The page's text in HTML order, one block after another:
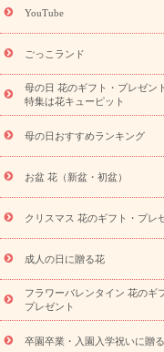
ギフト
用途から探す お祝い
一覧
お祝い
結婚記念日
結婚祝い
祝い・長寿祝い
プチギ
元・暑中見舞い
敬老の日
お供え
お供え・お悔や
十九日法要以降に贈る花
お盆（新盆・初盆）
プリザーブドフラワー
蘭・花鉢
ミディ胡蝶蘭
の青色胡蝶蘭
観葉植物
ドフラワー
お祝い お
ミオーダー
プチギフト
eギフト
花キューピット
YouTube
ごっこランド
母の日 花のギフト・プレゼント
特集は花キューピット
母の日おすすめランキング
お盆 花（新盆・初盆）
クリスマス 花のギフト・プレ
成人の日に贈る花
フラワーバレンタイン 花のギ
プレゼント
卒園卒業・入園入学祝いに贈